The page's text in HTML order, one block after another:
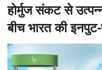
होर्मुज संकट से
बीच भारत की